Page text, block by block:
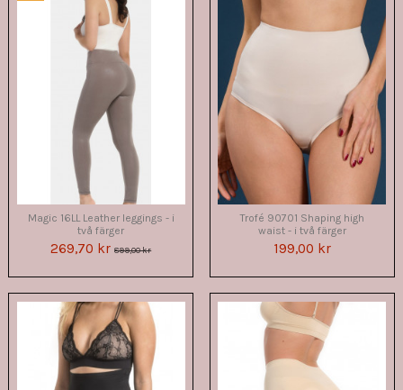
Magic 16LL Leather leggings - i
två färger
269,70 kr899,00 kr
Trofé 90701 Shaping high
waist - i två färger
199,00 kr